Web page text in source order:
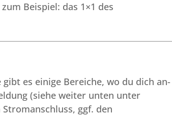
Beispiel: das 1×1 des
es einige Bereiche, wo du dich an-
(siehe weiter unten unter
ggf. den